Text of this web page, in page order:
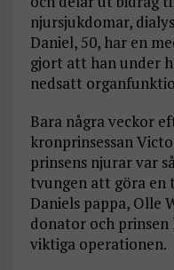
njursjukdomar,
Daniel, 50, har en
gjort att han under
nedsatt
Bara några veckor
kronprinsessan
prinsens njurar var
tvungen att göra en
Daniels pappa, Olle
donator och prinsen
viktiga operationen.